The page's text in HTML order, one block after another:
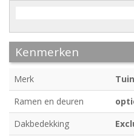
Kenmerken
Merk
Ramen en deuren
Dakbedekking